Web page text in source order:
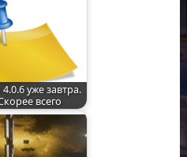
уже завтра.
всего